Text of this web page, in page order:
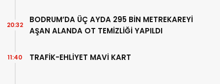
BODRUM’DA ÜÇ AYDA 295 BİN METREKAREYİ
AŞAN ALANDA OT TEMİZLİĞİ YAPILDI
20:32
TRAFİK-EHLİYET MAVİ KART
11:40